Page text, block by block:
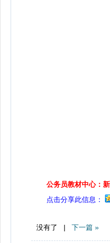
公务员教材中心：
点击分享此信息：
没有了 | 下一篇 »